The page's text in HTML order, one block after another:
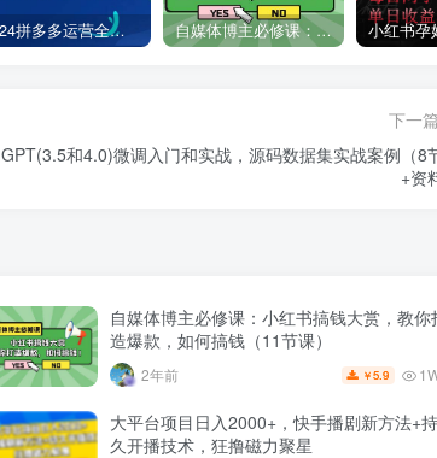
2024拼多多运营全攻略：开店、流量、营销、推广与商品发布技巧（无水印） 自媒体博主必修课：小红书搞钱大赏，教你打造爆款，如何搞钱（11节课）
下一
GPT(3.5和4.0)微调入门和实战，源码数据集实战案例（8
+资
自媒体博主必修课：小红书搞钱大赏，教你
造爆款，如何搞钱（11节课）
2年前 ￥5.9
大平台项目日入2000+，快手播剧新方法+持
久开播技术，狂撸磁力聚星